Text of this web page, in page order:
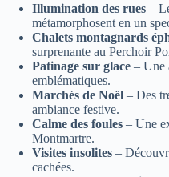
Illumination des rues –
métamorphosent en un
Chalets montagnards
surprenante au Perchoir
Patinage sur glace – Une
emblématiques.
Marchés de Noël – Des
ambiance festive.
Calme des foules – Une
Montmartre.
Visites insolites –
cachées.